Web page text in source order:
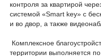
контроля за квартирой
системой «Smart key» с
и во двор, а также
Комплексное
территории выполняется